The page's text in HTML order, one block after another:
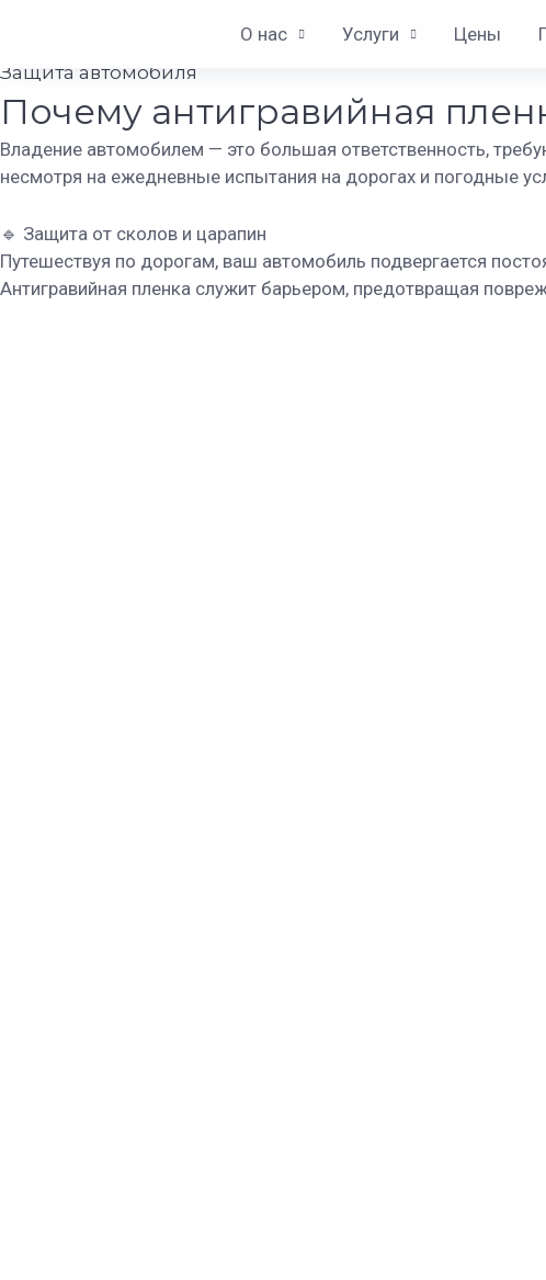
содержимому
О нас Услуги Цены
Защита автомобиля
Защита автомобиля
Почему антигравийная
Владение автомобилем — это большая ответственность,
несмотря на ежедневные испытания на дорогах и погодные
🔹 Защита от сколов и царапин
Путешествуя по дорогам, ваш автомобиль подвергается
Антигравийная пленка служит барьером, предотвращая